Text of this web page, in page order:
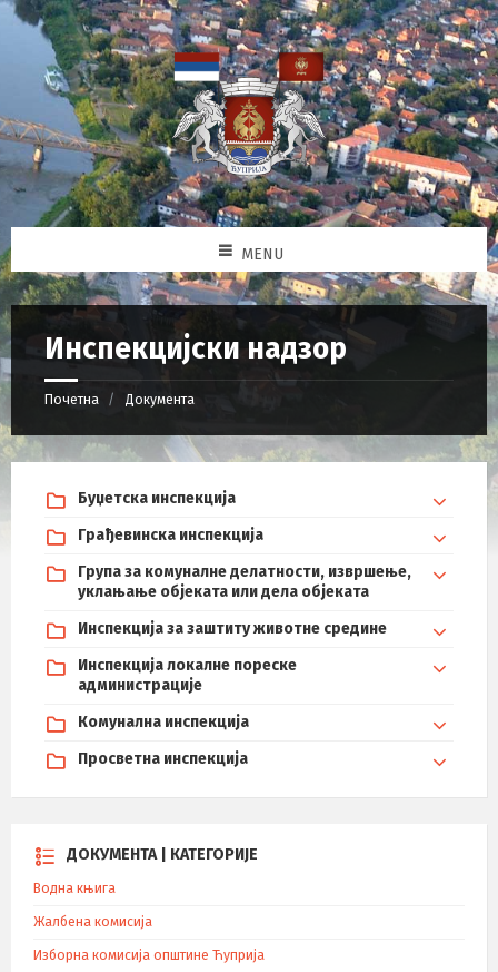
MENU
Инспекцијски надзор
Почетна Документа
Буџетска инспекција
Грађевинска инспекција
Група за комуналне делатности, извршење,
уклањање објеката или дела објеката
Инспекција за заштиту животне средине
Инспекција локалне пореске
администрације
Комунална инспекција
Просветна инспекција
ДОКУМЕНТА | КАТЕГОРИЈЕ
Водна књига
Жалбена комисија
Изборна комисија општине Ћуприја